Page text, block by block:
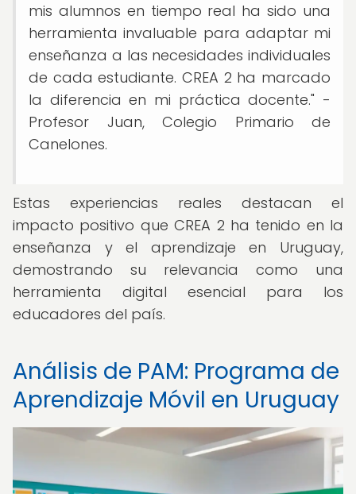
mis alumnos en tiempo real ha sido una
herramienta invaluable para adaptar mi
enseñanza a las necesidades individuales
de cada estudiante. CREA 2 ha marcado
la diferencia en mi práctica docente." -
Profesor Juan, Colegio Primario de
Canelones.
Estas experiencias reales destacan el
impacto positivo que CREA 2 ha tenido en la
enseñanza y el aprendizaje en Uruguay,
demostrando su relevancia como una
herramienta digital esencial para los
educadores del país.
Análisis de PAM: Programa de
Aprendizaje Móvil en Uruguay